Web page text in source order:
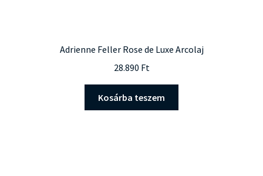
Adrienne Feller Rose de Luxe Arcolaj
28.890 Ft
Kosárba teszem